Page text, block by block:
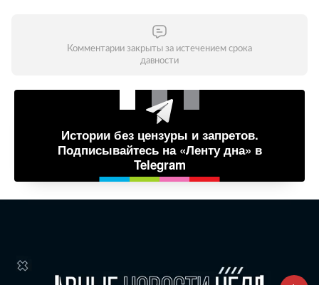
Комментарии закрыты за истечением срока
давности
Истории без цензуры и запретов.
Подписывайтесь на «Ленту дна» в
Telegram